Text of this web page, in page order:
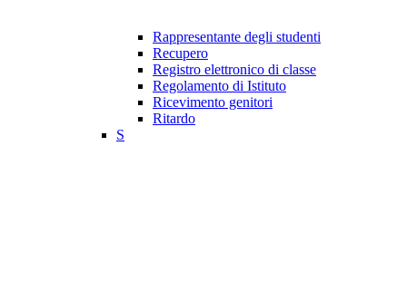
Rappresentante degli studenti
Recupero
Registro elettronico di classe
Regolamento di Istituto
Ricevimento genitori
Ritardo
S